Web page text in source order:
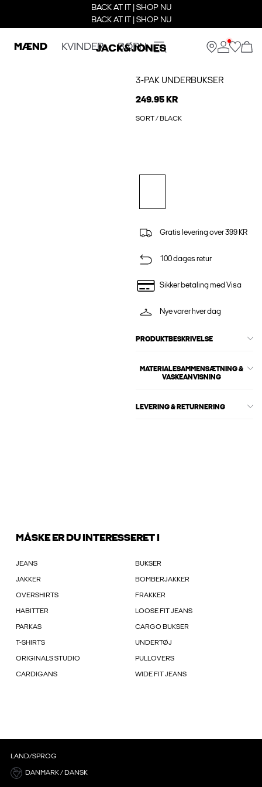
BACK AT IT | SHOP NU
BACK AT IT | SHOP NU
MÆND KVINDER BØRN
3-PAK UNDERBUKSER
249.95 KR
SORT / BLACK
Gratis levering over 399 KR
100 dages retur
Sikker betaling med Visa
Nye varer hver dag
PRODUKTBESKRIVELSE
MATERIALESAMMENSÆTNING &
VASKEANVISNING
LEVERING & RETURNERING
MÅSKE ER DU INTERESSERET I
JEANS BUKSER
JAKKER BOMBERJAKKER
OVERSHIRTS FRAKKER
HABITTER LOOSE FIT JEANS
PARKAS CARGO BUKSER
T-SHIRTS UNDERTØJ
ORIGINALS STUDIO PULLOVERS
CARDIGANS WIDE FIT JEANS
LAND/SPROG
DANMARK / DANSK